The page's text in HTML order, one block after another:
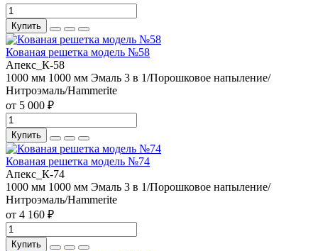
Купить
Кованая решетка модель №58
Апекс_К-58
1000 мм 1000 мм Эмаль 3 в 1/Порошковое напыление/
Нитроэмаль/Hammerite
от 5 000 ₽
Купить
Кованая решетка модель №74
Апекс_К-74
1000 мм 1000 мм Эмаль 3 в 1/Порошковое напыление/
Нитроэмаль/Hammerite
от 4 160 ₽
Купить